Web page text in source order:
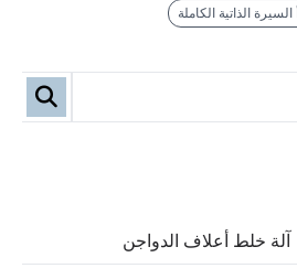
السيرة الذاتية الكاملة